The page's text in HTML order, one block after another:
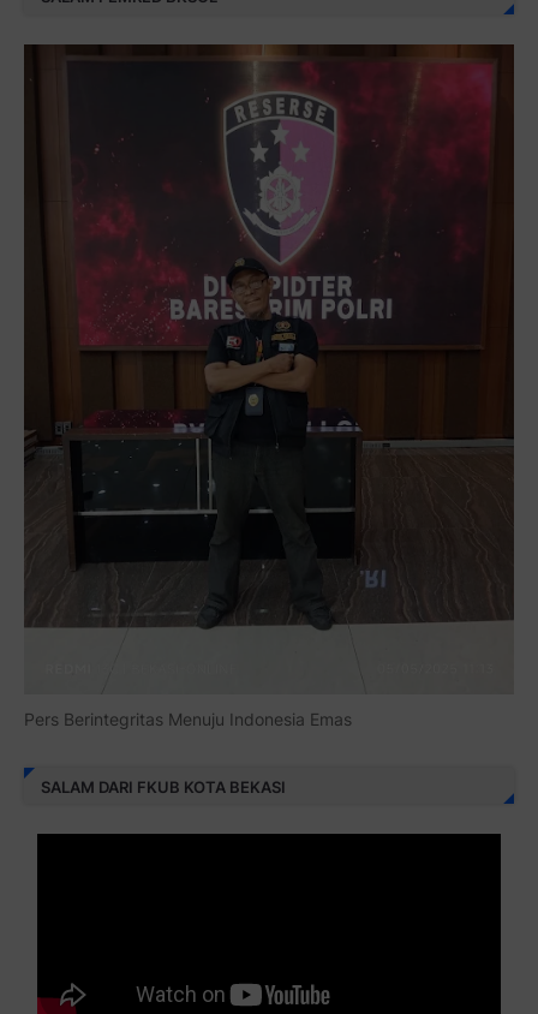
Pers Berintegritas Menuju Indonesia Emas
SALAM DARI FKUB KOTA BEKASI